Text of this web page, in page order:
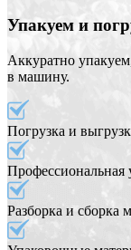
Упакуем и
Аккуратно
в машину.
Погрузка и
Профессиональная
Разборка и сборка